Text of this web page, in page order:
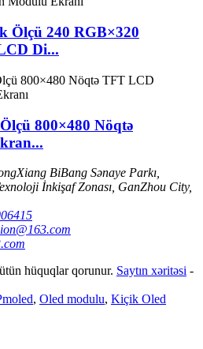
Ölçü 240 RGB×320
Di...
800×480 Nöqtə
BiBang Sənaye Parkı,
İnkişaf Zonası, GanZhou City,
hüquqlar qorunur. Saytın xəritəsi -
, Oled modulu, Kiçik Oled